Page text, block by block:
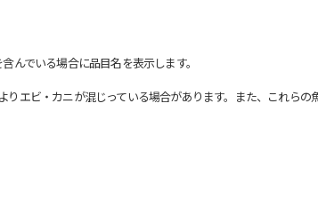
んでいる場合に品目名を表示します。
ビ・カニが混じっている場合があります。また、これらの